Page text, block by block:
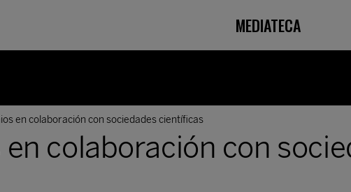
MEDIATECA
en colaboración con sociedades científicas
en colaboración con